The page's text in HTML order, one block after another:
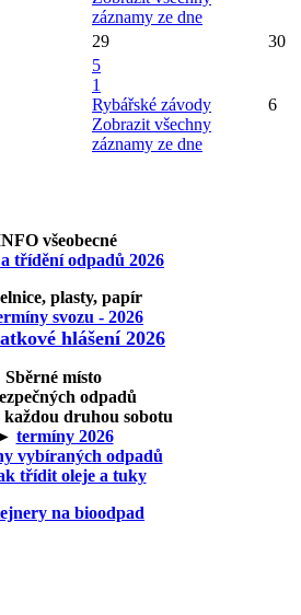
záznamy ze dne
29 30
5
1
Rybářské závody
Zobrazit všechny
záznamy ze dne
6
všeobecné
a třídění odpadů 2026
plasty, papír
svozu - 2026
hlášení 2026
Sběrné místo
odpadů
každou druhou sobotu
termíny 2026
vybíraných odpadů
třídit oleje a tuky
na bioodpad